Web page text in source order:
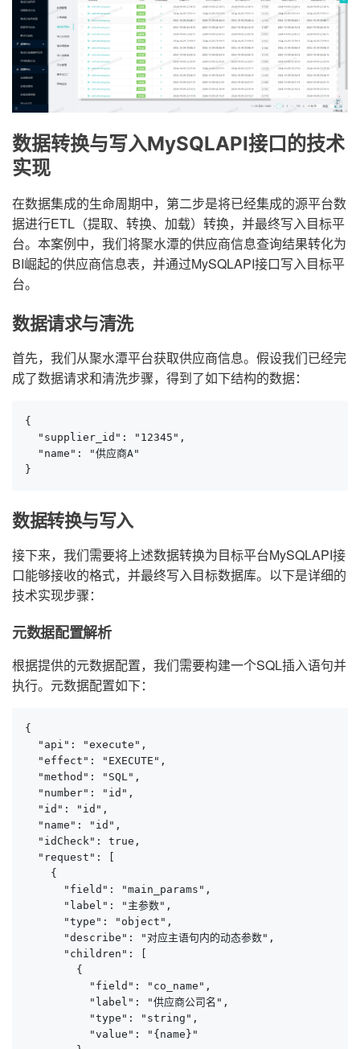
数据转换与写入MySQLAPI接口的技术
实现
在数据集成的生命周期中，第二步是将已经集成的源平台数
据进行ETL（提取、转换、加载）转换，并最终写入目标平
台。本案例中，我们将聚水潭的供应商信息查询结果转化为
BI崛起的供应商信息表，并通过MySQLAPI接口写入目标平
台。
数据请求与清洗
首先，我们从聚水潭平台获取供应商信息。假设我们已经完
成了数据请求和清洗步骤，得到了如下结构的数据：
{
  "supplier_id": "12345",
  "name": "供应商A"
}
数据转换与写入
接下来，我们需要将上述数据转换为目标平台MySQLAPI接
口能够接收的格式，并最终写入目标数据库。以下是详细的
技术实现步骤：
元数据配置解析
根据提供的元数据配置，我们需要构建一个SQL插入语句并
执行。元数据配置如下：
{
  "api": "execute",
  "effect": "EXECUTE",
  "method": "SQL",
  "number": "id",
  "id": "id",
  "name": "id",
  "idCheck": true,
  "request": [
    {
      "field": "main_params",
      "label": "主参数",
      "type": "object",
      "describe": "对应主语句内的动态参数",
      "children": [
        {
          "field": "co_name",
          "label": "供应商公司名",
          "type": "string",
          "value": "{name}"